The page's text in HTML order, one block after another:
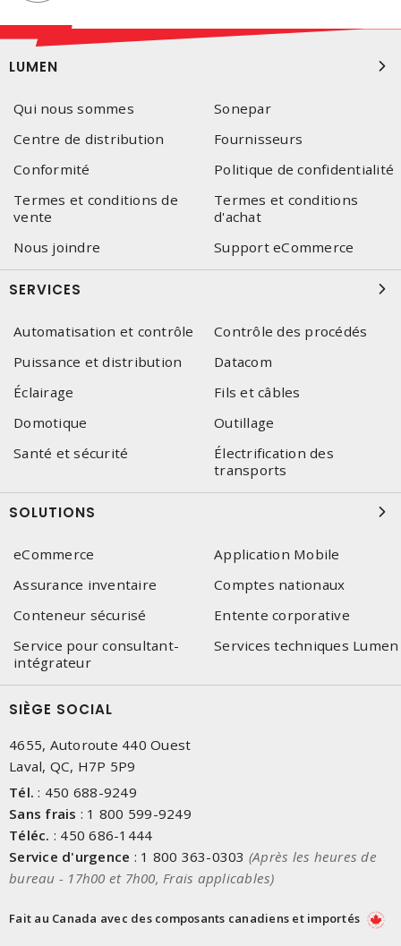
LUMEN
Qui nous sommes
Sonepar
Centre de distribution
Fournisseurs
Conformité
Politique de confidentialité
Termes et conditions de
vente
Termes et conditions
d'achat
Nous joindre
Support eCommerce
SERVICES
Automatisation et contrôle
Contrôle des procédés
Puissance et distribution
Datacom
Éclairage
Fils et câbles
Domotique
Outillage
Santé et sécurité
Électrification des
transports
SOLUTIONS
eCommerce
Application Mobile
Assurance inventaire
Comptes nationaux
Conteneur sécurisé
Entente corporative
Service pour consultant-
intégrateur
Services techniques Lumen
SIÈGE SOCIAL
4655, Autoroute 440 Ouest
Laval, QC, H7P 5P9
Tél. : 450 688-9249
Sans frais : 1 800 599-9249
Téléc. : 450 686-1444
Service d'urgence : 1 800 363-0303 (Après les heures de
bureau - 17h00 et 7h00, Frais applicables)
Fait au Canada avec des composants canadiens et importés